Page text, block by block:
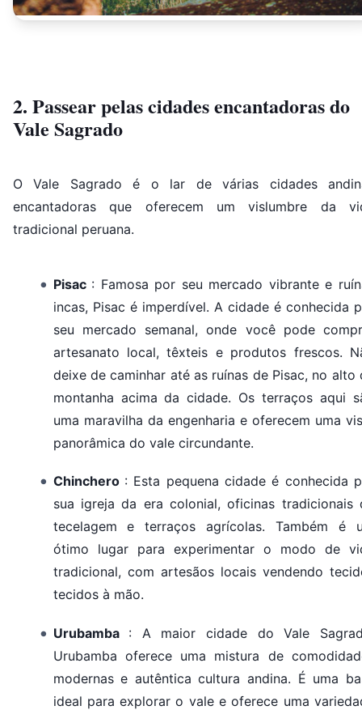
2. Passear pelas cidades encantadoras do
Vale Sagrado
O Vale Sagrado é o lar de várias cidades
encantadoras que oferecem um vislumbre da
tradicional peruana.
Pisac : Famosa por seu mercado vibrante e
incas, Pisac é imperdível. A cidade é conhecida
seu mercado semanal, onde você pode
artesanato local, têxteis e produtos frescos.
deixe de caminhar até as ruínas de Pisac, no alto
montanha acima da cidade. Os terraços aqui
uma maravilha da engenharia e oferecem uma
panorâmica do vale circundante.
Chinchero : Esta pequena cidade é conhecida
sua igreja da era colonial, oficinas tradicionais
tecelagem e terraços agrícolas. Também é
ótimo lugar para experimentar o modo de
tradicional, com artesãos locais vendendo
tecidos à mão.
Urubamba : A maior cidade do Vale
Urubamba oferece uma mistura de
modernas e autêntica cultura andina. É uma
ideal para explorar o vale e oferece uma